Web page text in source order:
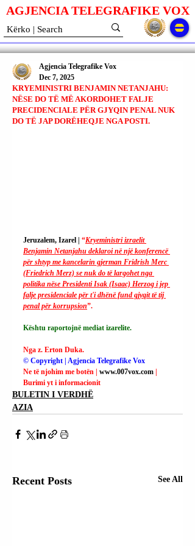
AGJENCIA TELEGRAFIKE VOX
KRYEMINISTRI BENJAMIN NETANJAHU:
NËSE DO TË MË AKORDOHET FALJE
PRECIDENCIALE PËR GJYQIN PENAL NUK
DO TË JAP DORËHEQJE NGA POSTI.
Agjencia Telegrafike Vox
Dec 7, 2025
Jeruzalem, Izarel | “Kryeministri izraelit
Benjamin Netanjahu deklaroi në një konferencë
për shtyp me kancelarin gjerman Fridrish Merc
(Friedrich Merz) se nuk do të largohet nga
politika nëse Presidenti Isak (Isaac) Herzog i jep
falje presidenciale për t'i dhënë fund gjyqit të tij
penal për korrupsion”.
Kështu raportojnë mediat izarelite.
Nga z. Erton Duka.
© Copyright | Agjencia Telegrafike Vox
Ne të njohim me botën | www.007vox.com |
Burimi yt i informacionit
BULETIN I VERDHË
AZIA
Recent Posts See All